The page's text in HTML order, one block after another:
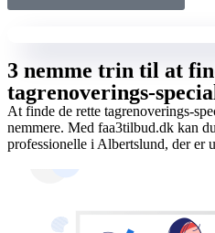
3 nemme trin til at
tagrenoverings-
At finde de rette tagrenoverings-
nemmere. Med faa3tilbud.dk kan
professionelle i Albertslund, der er